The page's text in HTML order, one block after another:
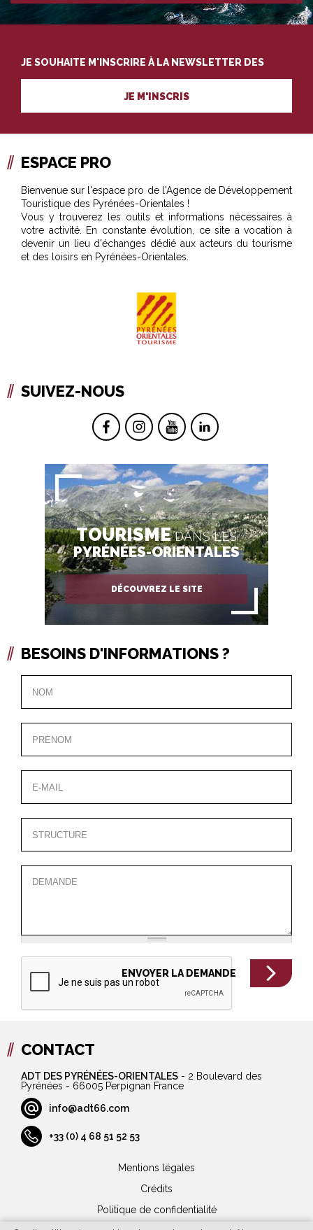
JE SOUHAITE M'INSCRIRE À LA NEWSLETTER DES
PROFESSIONNELS DU TOURISME
JE M'INSCRIS
ESPACE PRO
Bienvenue sur l'espace pro de l'Agence de Développement
Touristique des Pyrénées-Orientales !
Vous y trouverez les outils et informations nécessaires à
votre activité. En constante évolution, ce site a vocation à
devenir un lieu d'échanges dédié aux acteurs du tourisme
et des loisirs en Pyrénées-Orientales.
SUIVEZ-NOUS
TOURISMEDANS LES
PYRÉNÉES-ORIENTALES
DÉCOUVREZ LE SITE
BESOINS D'INFORMATIONS ?
CONTACT
ADT DES PYRÉNÉES-ORIENTALES - 2 Boulevard des
Pyrénées - 66005 Perpignan France
info@adt66.com
+33 (0) 4 68 51 52 53
Mentions légales
Crédits
Politique de confidentialité